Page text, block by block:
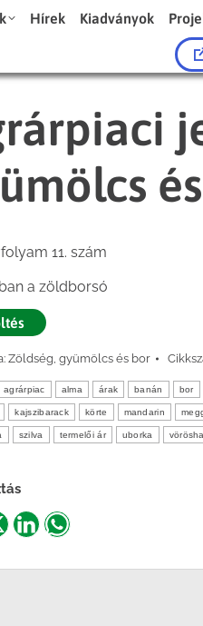
Hírek Kiadványok
11. szám
a zöldborsó
Zöldség, gyümölcs és bor
agrárpiac alma árak banán bor
kajszibarack körte mandarin
szilva termelői ár uborka
ShareShare